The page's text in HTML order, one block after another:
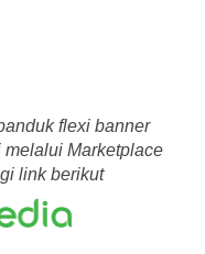
flexi banner
Marketplace
link berikut